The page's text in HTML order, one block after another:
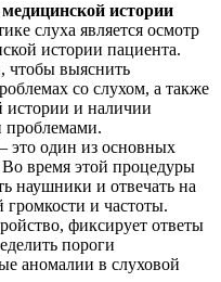
истории
слуха является осмотр
истории пациента.
чтобы выяснить
со слухом, а также
истории и наличии
проблемами.
это один из основных
время этой процедуры
наушники и отвечать на
громкости и частоты.
фиксирует ответы
пороги
аномалии в слуховой